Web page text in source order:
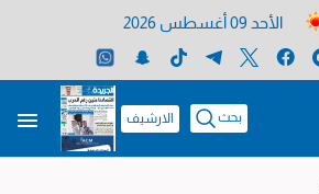
الأحد 09 أغسطس 2026
بحث الارشيف